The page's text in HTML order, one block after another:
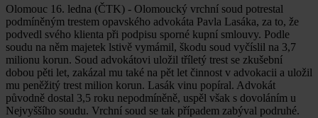
Olomouc 16. ledna (ČTK) - Olomoucký vrchní soud potrestal
podmíněným trestem opavského advokáta Pavla Lasáka, za to, že
podvedl svého klienta při podpisu sporné kupní smlouvy. Podle
soudu na něm majetek lstivě vymámil, škodu soud vyčíslil na 3,7
milionu korun. Soud advokátovi uložil tříletý trest se zkušební
dobou pěti let, zakázal mu také na pět let činnost v advokacii a uložil
mu peněžitý trest milion korun. Lasák vinu popíral. Advokát
původně dostal 3,5 roku nepodmíněně, uspěl však s dovoláním u
Nejvyššího soudu. Vrchní soud se tak případem zabýval podruhé.